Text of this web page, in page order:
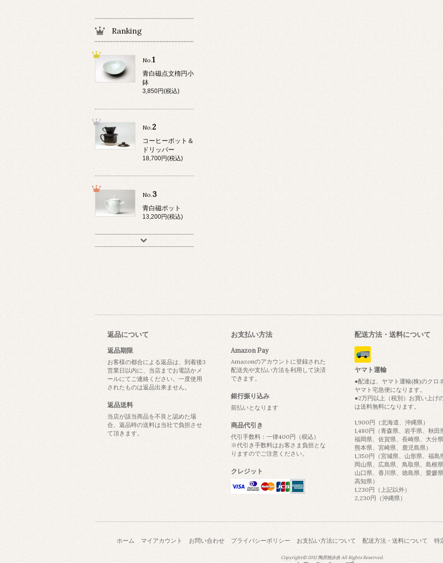
Ranking
No.1
青白磁点文楕円小
鉢
3,850円(税込)
No.2
コーヒーポット＆
ドリッパー
18,700円(税込)
No.3
青白磁ポット
13,200円(税込)
返品について
返品期限
お客様の都合による返品は、到着後3
営業日以内に、当店までお電話かメ
ールにてご連絡ください。一度使用
されたものは返品出来ません。
返品送料
当店が該当商品を不良と認めた場
合、返品時の送料は当社で負担させ
て頂きます。
お支払い方法
Amazon Pay
Amazonのアカウントに登録された
配送先や支払い方法を利用して決済
できます。
銀行振り込み
前払いとなります
商品代引き
代引手数料：一律400円（税込）
※代引き手数料はお客さま負担とな
りますのでご注意ください。
クレジット
配送方法・送料について
ヤマト運輸
●配達は、ヤマト運輸(株)のクロ
ヤマト宅急便になります。
●2万円以上（税別）お買い上げ
は送料無料になります。
1,900円（北海道、沖縄県）
1,480円（青森県、岩手県、秋田
福岡県、佐賀県、長崎県、大分
熊本県、宮崎県、鹿児島県）
1,350円（宮城県、山形県、福島
岡山県、広島県、鳥取県、島根
山口県、香川県、徳島県、愛媛
高知県）
1,230円（上記以外）
2,230円（沖縄県）
ホーム マイアカウント お問い合わせ プライバシーポリシー お支払い方法について 配送方法・送料について 特
Copyright© 2012 陶房独歩炎 All Rights Reserved.